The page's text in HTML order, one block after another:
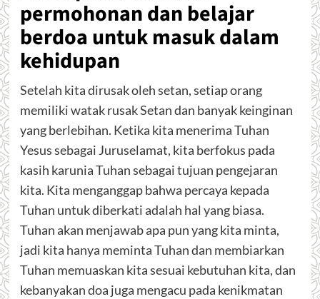
permohonan dan belajar
berdoa untuk masuk dalam
kehidupan
Setelah kita dirusak oleh setan, setiap orang
memiliki watak rusak Setan dan banyak keinginan
yang berlebihan. Ketika kita menerima Tuhan
Yesus sebagai Juruselamat, kita berfokus pada
kasih karunia Tuhan sebagai tujuan pengejaran
kita. Kita menganggap bahwa percaya kepada
Tuhan untuk diberkati adalah hal yang biasa.
Tuhan akan menjawab apa pun yang kita minta,
jadi kita hanya meminta Tuhan dan membiarkan
Tuhan memuaskan kita sesuai kebutuhan kita, dan
kebanyakan doa juga mengacu pada kenikmatan